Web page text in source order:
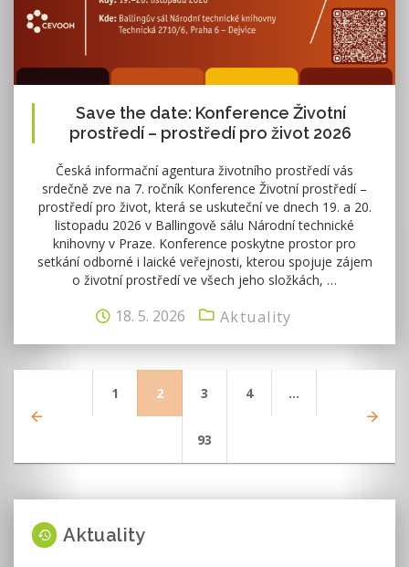
Save the date: Konference Životní
prostředí – prostředí pro život 2026
Česká informační agentura životního prostředí vás
srdečně zve na 7. ročník Konference Životní prostředí –
prostředí pro život, která se uskuteční ve dnech 19. a 20.
listopadu 2026 v Ballingově sálu Národní technické
knihovny v Praze. Konference poskytne prostor pro
setkání odborné i laické veřejnosti, kterou spojuje zájem
o životní prostředí ve všech jeho složkách, …
18. 5. 2026 Aktuality
Page
1 Page
2 Page
3 Page
4 …
Page
93
Aktuality